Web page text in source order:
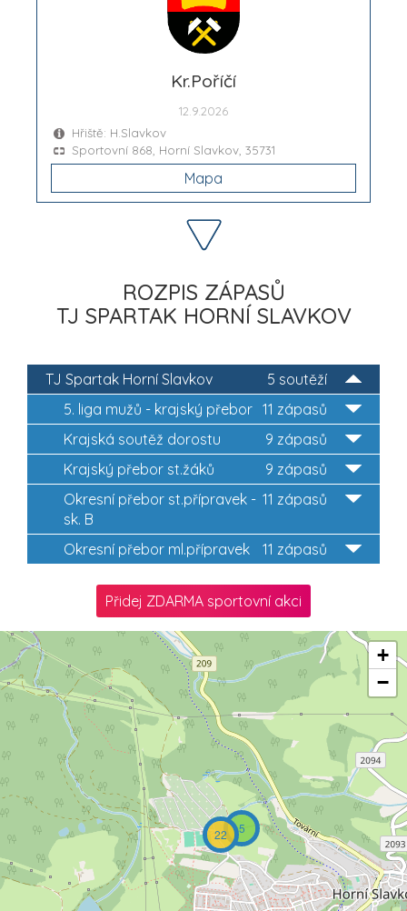
Kr.Poříčí
12.9.2026
Hřiště: H.Slavkov
Sportovní 868, Horní Slavkov, 35731
Mapa
ROZPIS ZÁPASŮ
TJ SPARTAK HORNÍ SLAVKOV
5 soutěží
TJ Spartak Horní Slavkov
11 zápasů
5. liga mužů - krajský přebor
9 zápasů
Krajská soutěž dorostu
9 zápasů
Krajský přebor st.žáků
11 zápasů
Okresní přebor st.přípravek -
sk. B
11 zápasů
Okresní přebor ml.přípravek
Přidej ZDARMA sportovní akci
5
22
+
−